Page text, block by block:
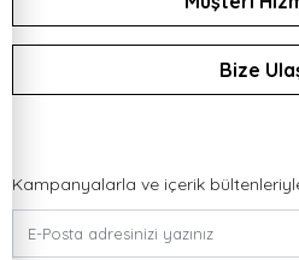
Bize
Kampanyalarla ve içerik